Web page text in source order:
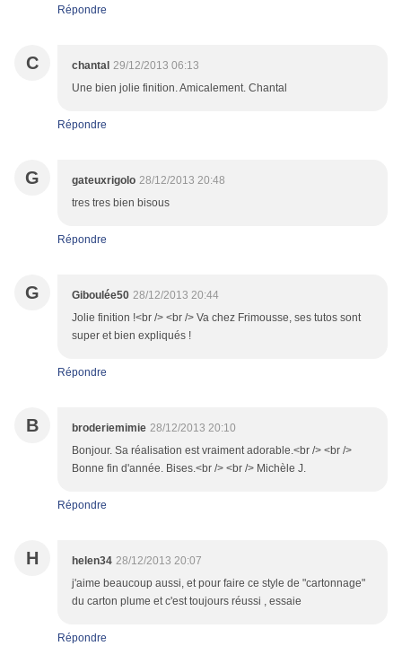
Répondre
C chantal 29/12/2013 06:13
Une bien jolie finition. Amicalement. Chantal
Répondre
G gateuxrigolo 28/12/2013 20:48
tres tres bien bisous
Répondre
G Giboulée50 28/12/2013 20:44
Jolie finition !<br /> <br /> Va chez Frimousse, ses tutos sont
super et bien expliqués !
Répondre
B broderiemimie 28/12/2013 20:10
Bonjour. Sa réalisation est vraiment adorable.<br /> <br />
Bonne fin d'année. Bises.<br /> <br /> Michèle J.
Répondre
H helen34 28/12/2013 20:07
j'aime beaucoup aussi, et pour faire ce style de "cartonnage"
du carton plume et c'est toujours réussi , essaie
Répondre